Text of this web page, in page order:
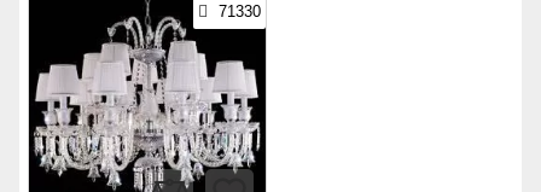
71330